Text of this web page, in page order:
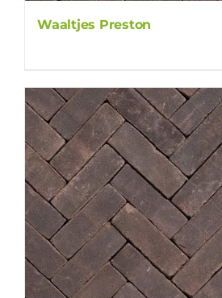
Waaltjes Preston